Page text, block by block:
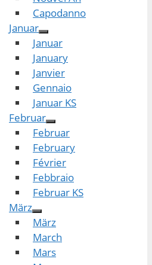
Capodanno
Januar
Januar
January
Janvier
Gennaio
Januar KS
Februar
Februar
February
Février
Febbraio
Februar KS
März
März
March
Mars